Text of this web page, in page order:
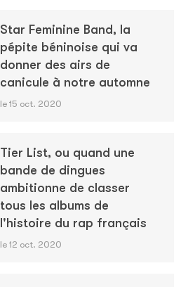
Star Feminine Band, la
pépite béninoise qui va
donner des airs de
canicule à notre automne
le 15 oct. 2020
Tier List, ou quand une
bande de dingues
ambitionne de classer
tous les albums de
l'histoire du rap français
le 12 oct. 2020